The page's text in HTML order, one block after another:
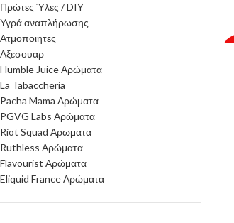
Πρώτες Ύλες / DIY
Υγρά αναπλήρωσης
Ατμοποιητες
Αξεσουαρ
Humble Juice Αρώματα
La Tabaccheria
Pacha Mama Αρώματα
PGVG Labs Αρώματα
Riot Squad Αρωματα
Ruthless Αρώματα
Flavourist Αρώματα
Eliquid France Αρώματα